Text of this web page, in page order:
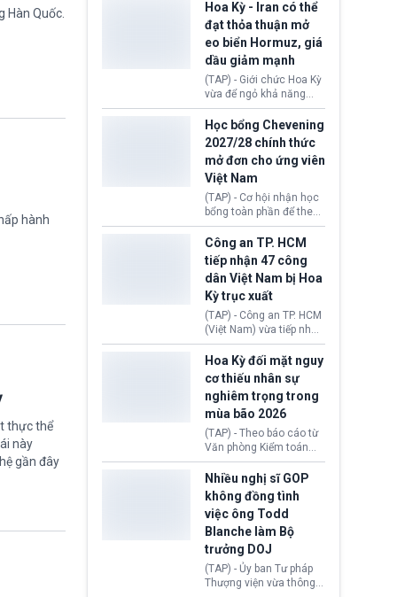
Quốc.
hành
thực thể
này
gần đây
Định cư EU (EU
Settlement Scheme -
EUSS) sau khi xác định
có trường hợp được cấp
quy chế cư trú hậu
Brexit “do nhầm lẫn”.
Động thái này làm dấy
lên lo ngại về việc thực
thi Thỏa thuận Rút khỏi
Liên minh châu Âu
(Withdrawal
Agreement).
Hoa Kỳ - Iran có thể
đạt thỏa thuận mở
eo biển Hormuz, giá
dầu giảm mạnh
(TAP) - Giới chức Hoa Kỳ
vừa để ngỏ khả năng
sớm đạt thỏa thuận với
Iran nhằm mở lại eo biển
Hormuz, mở đường cho
việc khôi phục hoạt
động hàng hải. Những
tín hiệu ngoại giao tích
cực này lập tức tác động
đến thị trường năng
lượng, kéo giá dầu thế
giới lùi sâu xuống dưới
mức 80 USD/thùng.
Học bổng Chevening
2027/28 chính thức
mở đơn cho ứng viên
Việt Nam
(TAP) - Cơ hội nhận học
bổng toàn phần để theo
học chương trình thạc sĩ
tại Vương quốc Anh đã
chính thức quay trở lại.
Học bổng Chevening
2027/28 của Chính phủ
Anh vừa mở cổng ứng
tuyển dành riêng ứng
viên Việt Nam, hỗ trợ
toàn bộ chi phí học tập
cùng nhiều quyền lợi
trong suốt một năm
học.
Công an TP. HCM
tiếp nhận 47 công
dân Việt Nam bị Hoa
Kỳ trục xuất
(TAP) - Công an TP. HCM
(Việt Nam) vừa tiếp nhận
47 công dân Việt Nam bị
Hoa Kỳ trục xuất về
nước. Đây là đợt có số
lượng lớn nhất từ đầu
năm 2026 đến nay, phản
ánh xu hướng gia tăng
các trường hợp trục
xuất.
Hoa Kỳ đối mặt nguy
cơ thiếu nhân sự
nghiêm trọng trong
mùa bão 2026
(TAP) - Theo báo cáo từ
Văn phòng Kiểm toán
Chính phủ (GAO), Cơ
quan Quản lý Khẩn cấp
Liên bang (FEMA) thuộc
Bộ An ninh Nội địa Hoa
Kỳ (DHS) đang đối mặt
nguy cơ thiếu hụt lực
lượng trầm trọng. Điều
này cần được đặc biệt
chú ý bởi nếu các siêu
bão đổ bộ Hoa Kỳ ở nửa
Nhiều nghị sĩ GOP
không đồng tình
việc ông Todd
Blanche làm Bộ
trưởng DOJ
(TAP) - Ủy ban Tư pháp
Thượng viện vừa thông